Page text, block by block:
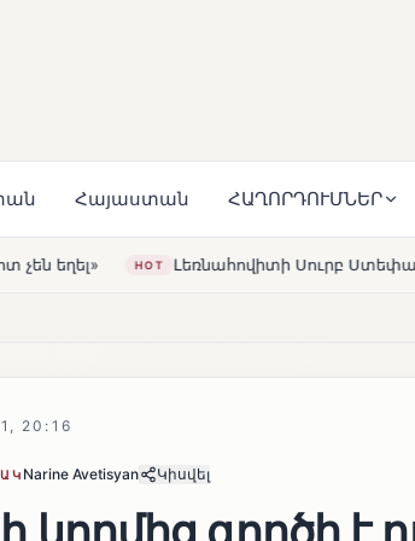
Հայաստան ՀԱՂՈՐԴՈՒՄՆԵՐ
Սուրբ Ստեփանոս եկեղեցին
20:16
Narine Avetisyan Կիսվել